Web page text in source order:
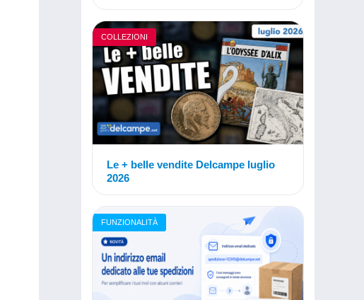
COLLEZIONI
Le + belle vendite Delcampe luglio
2026
FUNZIONALITÀ